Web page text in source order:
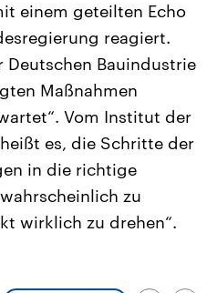
aus
Aktuelle Beiträge,
Hintergründe
Wirtschaftlich und
gehören die Vereinigten
den mächtigsten Ländern
mit großem Einfluss auf
Podcasts
einem geteilten Echo
reagiert.
Deutschen Bauindustrie
Maßnahmen
Vom Institut der
es, die Schritte der
in die richtige
zu
wirklich zu drehen“.